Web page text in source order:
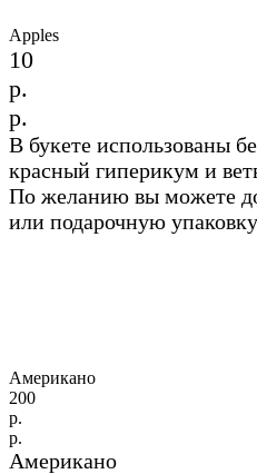
Apples
10
р.
р.
В букете использованы
красный гиперикум и
По желанию вы можете
или подарочную упаковку
Американо
200
р.
р.
Американо